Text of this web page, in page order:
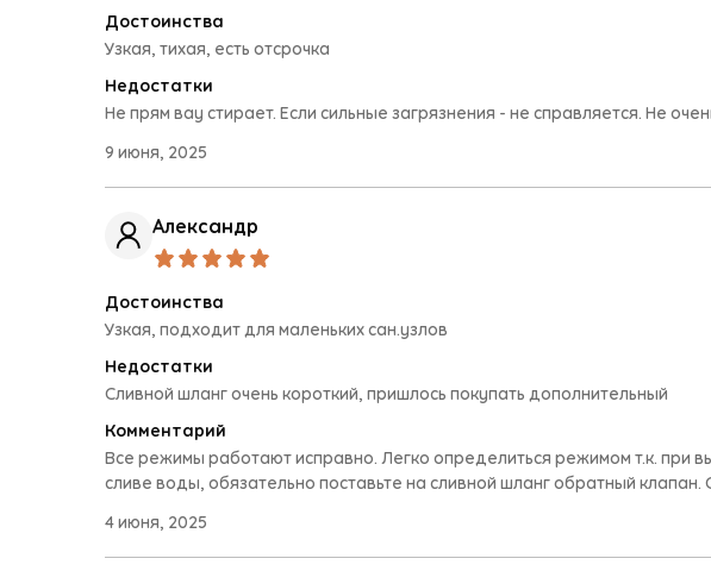
Достоинства
Узкая, тихая, есть отсрочка
Недостатки
Не прям вау стирает. Если сильные загрязнения - не справляется. Не
9 июня, 2025
Александр
Достоинства
Узкая, подходит для маленьких сан.узлов
Недостатки
Сливной шланг очень короткий, пришлось покупать дополнительный
Комментарий
Все режимы работают исправно. Легко определиться режимом т.к. при
сливе воды, обязательно поставьте на сливной шланг обратный
4 июня, 2025